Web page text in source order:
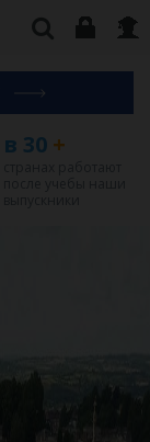
в 30+